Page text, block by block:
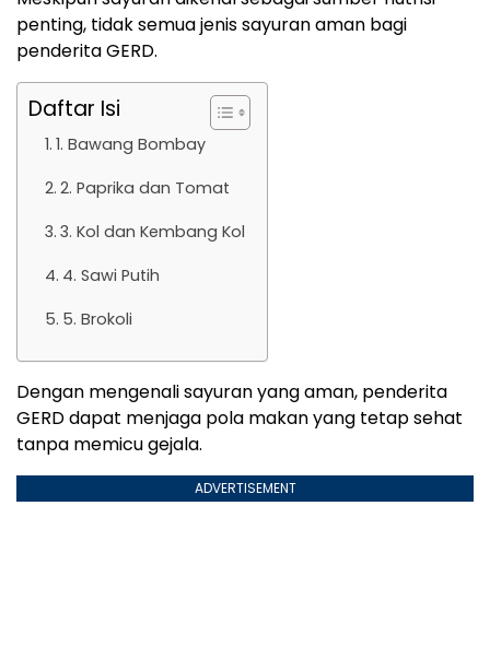
penting, tidak semua jenis sayuran aman bagi
penderita GERD.
Daftar Isi
1. Bawang Bombay
2. Paprika dan Tomat
3. Kol dan Kembang Kol
4. Sawi Putih
5. Brokoli
Dengan mengenali sayuran yang aman, penderita
GERD dapat menjaga pola makan yang tetap sehat
tanpa memicu gejala.
ADVERTISEMENT